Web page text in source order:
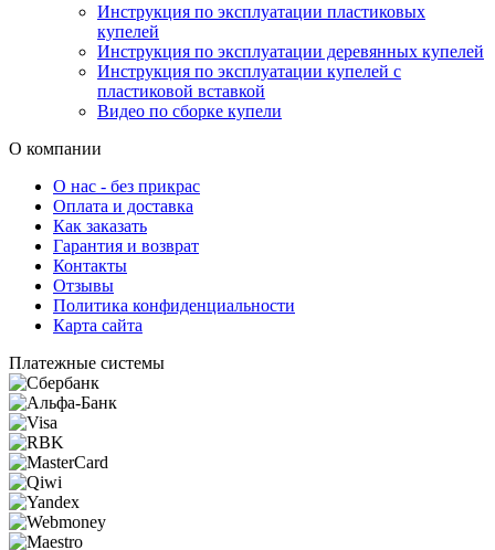
Инструкция по эксплуатации пластиковых
купелей
Инструкция по эксплуатации деревянных купелей
Инструкция по эксплуатации купелей с
пластиковой вставкой
Видео по сборке купели
О компании
О нас - без прикрас
Оплата и доставка
Как заказать
Гарантия и возврат
Контакты
Отзывы
Политика конфиденциальности
Карта сайта
Платежные системы